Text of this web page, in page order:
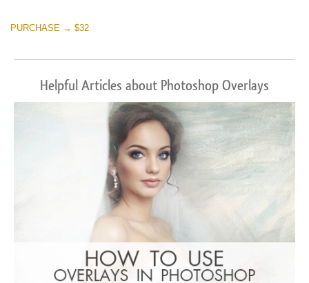
PURCHASE → $32
Helpful Articles about Photoshop Overlays